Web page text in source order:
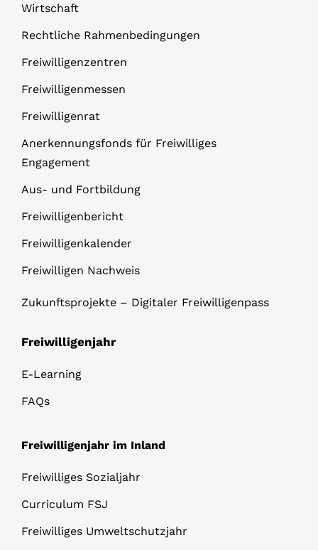
Wirtschaft
Rechtliche Rahmenbedingungen
Freiwilligenzentren
Freiwilligenmessen
Freiwilligenrat
Anerkennungsfonds für Freiwilliges
Engagement
Aus- und Fortbildung
Freiwilligenbericht
Freiwilligenkalender
Freiwilligen Nachweis
Zukunftsprojekte – Digitaler Freiwilligenpass
Freiwilligenjahr
E-Learning
FAQs
Freiwilligenjahr im Inland
Freiwilliges Sozialjahr
Curriculum FSJ
Freiwilliges Umweltschutzjahr